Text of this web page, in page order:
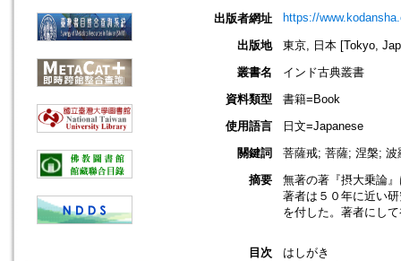
出版者網址
https://
出版地
東京, 日本 [Tokyo,
叢書名
インド古典叢書
資料類型
書籍=Book
使用語言
日文=Japanese
關鍵詞
菩薩戒; 菩薩; 涅槃;
摘要
無著の著『摂大乗論
著者は５０年に近い
を付した。著者にし
目次
はしがき